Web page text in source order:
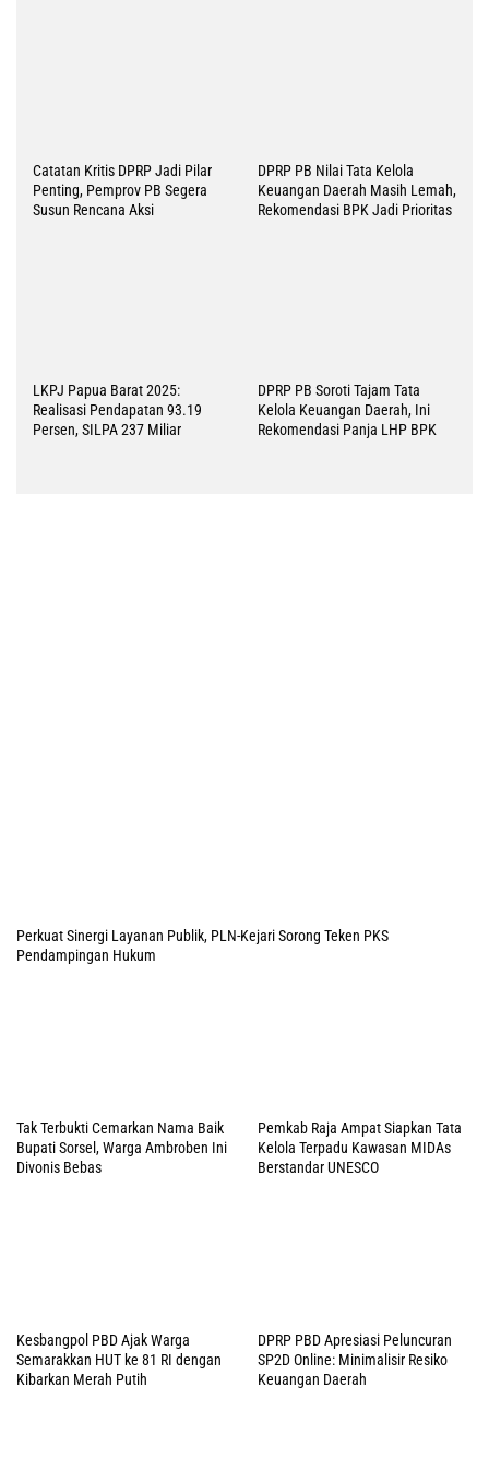
Catatan Kritis DPRP Jadi Pilar
Penting, Pemprov PB Segera
Susun Rencana Aksi
DPRP PB Nilai Tata Kelola
Keuangan Daerah Masih Lemah,
Rekomendasi BPK Jadi Prioritas
LKPJ Papua Barat 2025:
Realisasi Pendapatan 93.19
Persen, SILPA 237 Miliar
DPRP PB Soroti Tajam Tata
Kelola Keuangan Daerah, Ini
Rekomendasi Panja LHP BPK
Perkuat Sinergi Layanan Publik, PLN-Kejari Sorong Teken PKS
Pendampingan Hukum
Tak Terbukti Cemarkan Nama Baik
Bupati Sorsel, Warga Ambroben Ini
Divonis Bebas
Pemkab Raja Ampat Siapkan Tata
Kelola Terpadu Kawasan MIDAs
Berstandar UNESCO
Kesbangpol PBD Ajak Warga
Semarakkan HUT ke 81 RI dengan
Kibarkan Merah Putih
DPRP PBD Apresiasi Peluncuran
SP2D Online: Minimalisir Resiko
Keuangan Daerah